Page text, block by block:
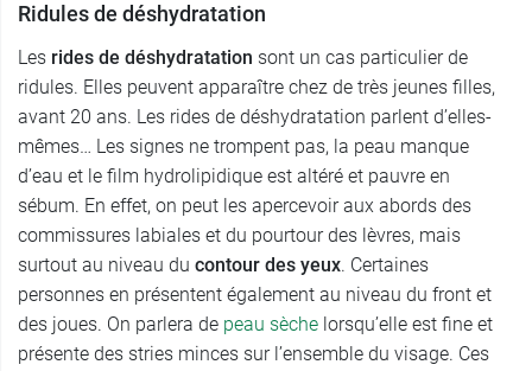
Ridules de déshydratation
Les rides de déshydratation sont un cas particulier de
ridules. Elles peuvent apparaître chez de très jeunes filles,
avant 20 ans. Les rides de déshydratation parlent d’elles-
mêmes… Les signes ne trompent pas, la peau manque
d’eau et le film hydrolipidique est altéré et pauvre en
sébum. En effet, on peut les apercevoir aux abords des
commissures labiales et du pourtour des lèvres, mais
surtout au niveau du contour des yeux. Certaines
personnes en présentent également au niveau du front et
des joues. On parlera de peau sèche lorsqu’elle est fine et
présente des stries minces sur l’ensemble du visage. Ces